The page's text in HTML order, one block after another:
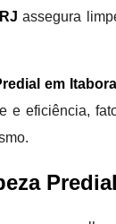
assegura
em
e eficiência,
Predial